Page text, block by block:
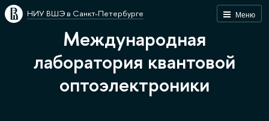
Меню
НИУ ВШЭ в Санкт-Петербурге
Международная
лаборатория квантовой
оптоэлектроники